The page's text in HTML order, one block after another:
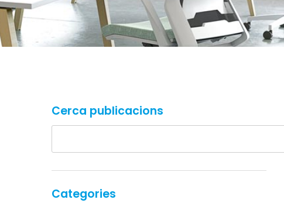
Cerca publicacions
Categories